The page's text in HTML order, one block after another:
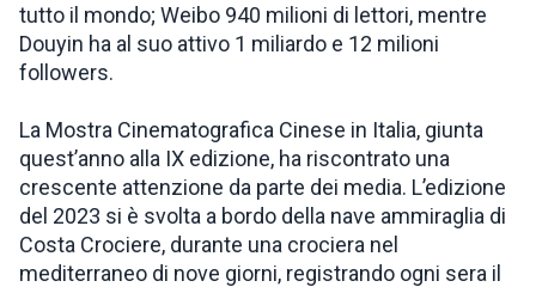
tutto il mondo; Weibo 940 milioni di lettori, mentre
Douyin ha al suo attivo 1 miliardo e 12 milioni
followers.
La Mostra Cinematografica Cinese in Italia, giunta
quest’anno alla IX edizione, ha riscontrato una
crescente attenzione da parte dei media. L’edizione
del 2023 si è svolta a bordo della nave ammiraglia di
Costa Crociere, durante una crociera nel
mediterraneo di nove giorni, registrando ogni sera il